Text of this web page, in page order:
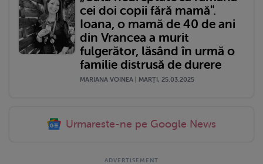
cei doi copii fără mamă".
Ioana, o mamă de 40 de ani
din Vrancea a murit
fulgerător, lăsând în urmă o
familie distrusă de durere
MARIANA VOINEA | MARŢI, 25.03.2025
Urmareste-ne pe Google News